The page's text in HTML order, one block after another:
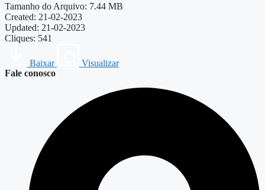
Tamanho do Arquivo: 7.44 MB
Created: 21-02-2023
Updated: 21-02-2023
Cliques: 541
Baixar
Visualizar
Fale conosco